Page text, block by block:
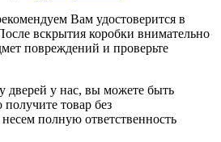
Вам удостоверится в
вскрытия коробки внимательно
повреждений и проверьте
дверей у нас, вы можете быть
товар без
полную ответственность